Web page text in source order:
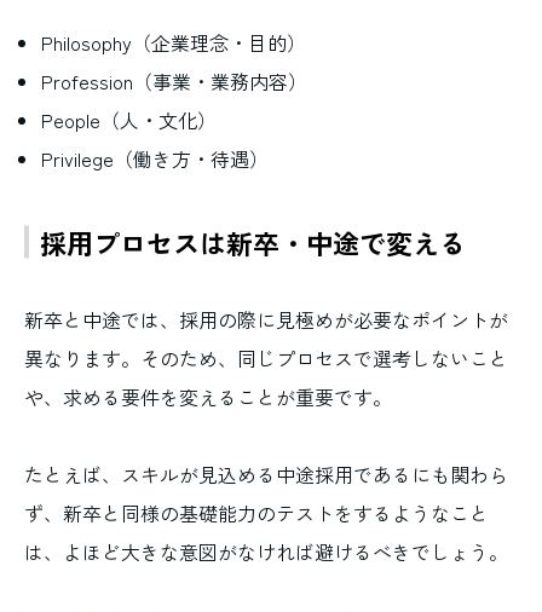
Philosophy（企業理念・目的）
Profession（事業・業務内容）
People（人・文化）
Privilege（働き方・待遇）
採用プロセスは新卒・中途で変える
新卒と中途では、採用の際に見極めが必要なポイントが
異なります。そのため、同じプロセスで選考しないこと
や、求める要件を変えることが重要です。
たとえば、スキルが見込める中途採用であるにも関わら
ず、新卒と同様の基礎能力のテストをするようなこと
は、よほど大きな意図がなければ避けるべきでしょう。